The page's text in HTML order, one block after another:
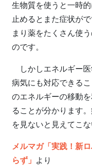
生物質を使うと一時
止めるとまた症状が
まり薬をたくさん使
のです。
しかしエネルギー
病気にも対応できる
のエネルギーの移動
ることが分かります
を見ないと見えてこな
メルマガ「実践！新
らず」 より